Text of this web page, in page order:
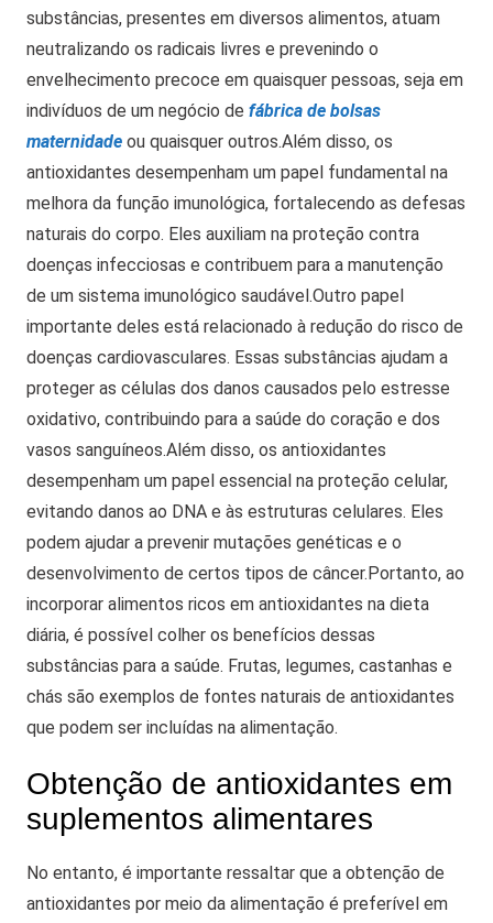
substâncias, presentes em diversos alimentos, atuam
neutralizando os radicais livres e prevenindo o
envelhecimento precoce em quaisquer pessoas, seja em
indivíduos de um negócio de fábrica de bolsas
maternidade ou quaisquer outros.Além disso, os
antioxidantes desempenham um papel fundamental na
melhora da função imunológica, fortalecendo as defesas
naturais do corpo. Eles auxiliam na proteção contra
doenças infecciosas e contribuem para a manutenção
de um sistema imunológico saudável.Outro papel
importante deles está relacionado à redução do risco de
doenças cardiovasculares. Essas substâncias ajudam a
proteger as células dos danos causados pelo estresse
oxidativo, contribuindo para a saúde do coração e dos
vasos sanguíneos.Além disso, os antioxidantes
desempenham um papel essencial na proteção celular,
evitando danos ao DNA e às estruturas celulares. Eles
podem ajudar a prevenir mutações genéticas e o
desenvolvimento de certos tipos de câncer. Portanto, ao
incorporar alimentos ricos em antioxidantes na dieta
diária, é possível colher os benefícios dessas
substâncias para a saúde. Frutas, legumes, castanhas e
chás são exemplos de fontes naturais de antioxidantes
que podem ser incluídas na alimentação.
Obtenção de antioxidantes em
suplementos alimentares
No entanto, é importante ressaltar que a obtenção de
antioxidantes por meio da alimentação é preferível em